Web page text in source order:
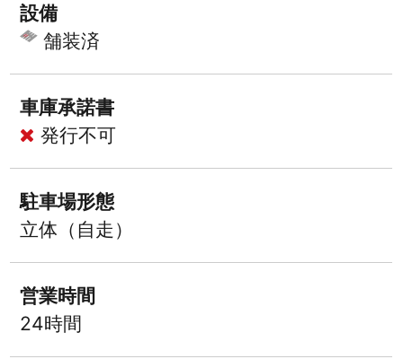
設備
舗装済
車庫承諾書
発行不可
駐車場形態
立体（自走）
営業時間
24時間